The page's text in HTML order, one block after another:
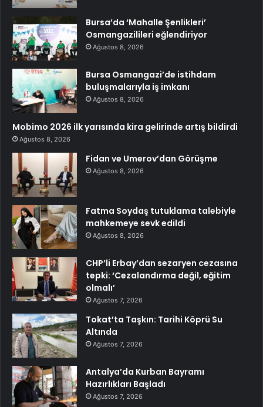
Bursa’da ‘Mahalle Şenlikleri’
Osmangazilileri eğlendiriyor
Ağustos 8, 2026
Bursa Osmangazi’de istihdam
buluşmalarıyla iş imkanı
Ağustos 8, 2026
Mobimo 2026 ilk yarısında kira gelirinde artış bildirdi
Ağustos 8, 2026
Fidan ve Umerov’dan Görüşme
Ağustos 8, 2026
Fatma Soydaş tutuklama talebiyle
mahkemeye sevk edildi
Ağustos 8, 2026
CHP’li Erbay’dan sezaryen cezasına
tepki: ‘Cezalandırma değil, eğitim
olmalı’
Ağustos 7, 2026
Tokat’ta Taşkın: Tarihi Köprü Su
Altında
Ağustos 7, 2026
Antalya’da Kurban Bayramı
Hazırlıkları Başladı
Ağustos 7, 2026